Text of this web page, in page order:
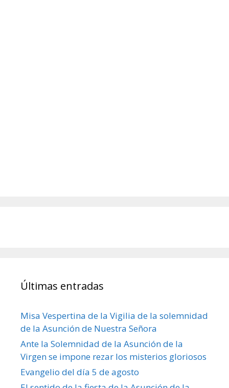
Últimas entradas
Misa Vespertina de la Vigilia de la solemnidad
de la Asunción de Nuestra Señora
Ante la Solemnidad de la Asunción de la
Virgen se impone rezar los misterios gloriosos
Evangelio del día 5 de agosto